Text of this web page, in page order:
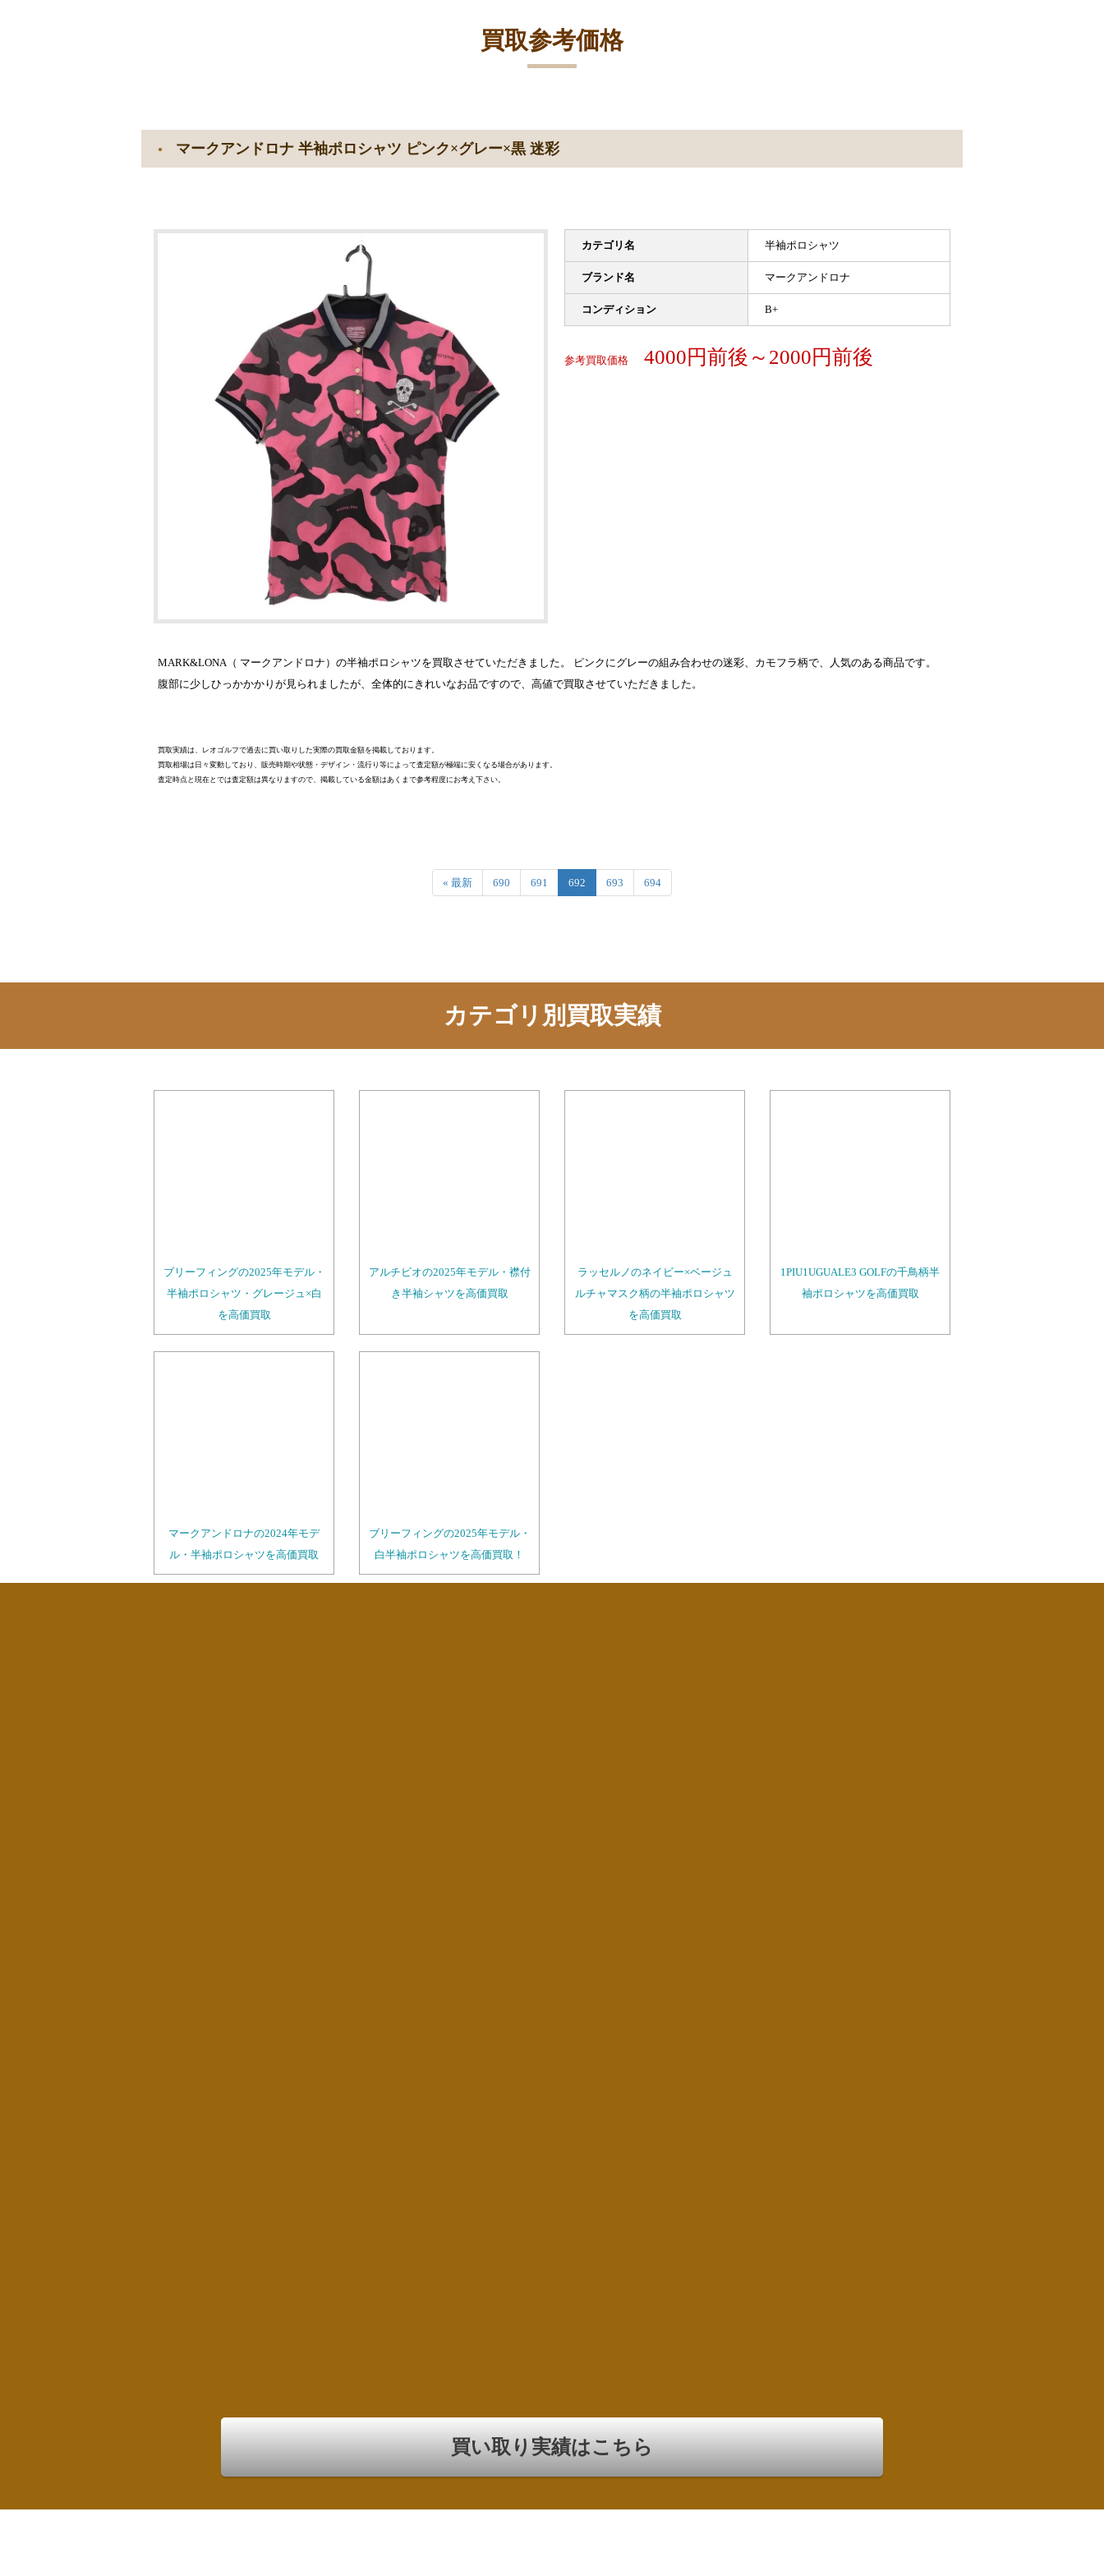
買取参考価格
マークアンドロナ 半袖ポロシャツ ピンク×グレー×黒 迷彩
カテゴリ名 半袖ポロシャツ
ブランド名 マークアンドロナ
コンディション B+
参考買取価格 4000円前後～2000円前後
MARK&LONA（ マークアンドロナ）の半袖ポロシャツを買取させていただきました。 ピンクにグレーの組み合わせの迷彩、カモフラ柄で、人気のある商品です。
腹部に少しひっかかかりが見られましたが、全体的にきれいなお品ですので、高値で買取させていただきました。
買取実績は、レオゴルフで過去に買い取りした実際の買取金額を掲載しております。
買取相場は日々変動しており、販売時期や状態・デザイン・流行り等によって査定額が極端に安くなる場合があります。
査定時点と現在とでは査定額は異なりますので、掲載している金額はあくまで参考程度にお考え下さい。
« 最新 690 691 692 693 694
カテゴリ別買取実績
ブリーフィングの2025年モデル・
半袖ポロシャツ・グレージュ×白
を高価買取
アルチビオの2025年モデル・襟付
き半袖シャツを高価買取
ラッセルノのネイビー×ベージュ
ルチャマスク柄の半袖ポロシャツ
を高価買取
1PIU1UGUALE3 GOLFの千鳥柄半
袖ポロシャツを高価買取
マークアンドロナの2024年モデ
ル・半袖ポロシャツを高価買取
ブリーフィングの2025年モデル・
白半袖ポロシャツを高価買取！
買い取り実績はこちら